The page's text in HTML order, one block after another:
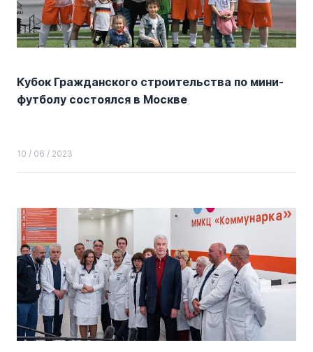
Кубок Гражданского строительства по мини-
футболу состоялся в Москве
10 / 06 / 2023